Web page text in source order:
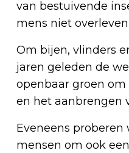
van bestuivende
mens niet overleven.
Om bijen, vlinders
jaren geleden de
openbaar groen
en het aanbrengen
Eveneens
mensen om ook